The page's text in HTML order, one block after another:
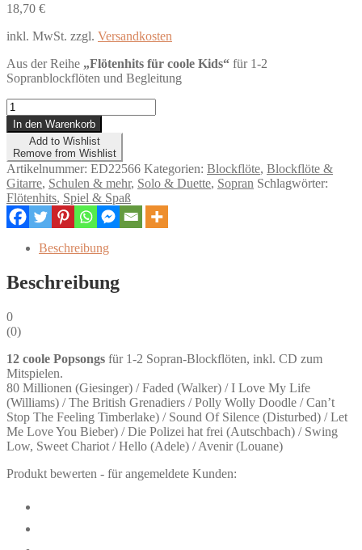
18,70 €
inkl. MwSt. zzgl. Versandkosten
Aus der Reihe „Flötenhits für coole Kids“ für 1-2
Sopranblockflöten und Begleitung
Megastarke
Popsongs
Bd.
15
für
Sopranblockflöte
(mit
CD)
Menge
In den Warenkorb
Add to Wishlist
Remove from Wishlist
Artikelnummer: ED22566 Kategorien: Blockflöte, Blockflöte &
Gitarre, Schulen & mehr, Solo & Duette, Sopran Schlagwörter:
Flötenhits, Spiel & Spaß
Beschreibung
Beschreibung
0
(0)
12 coole Popsongs für 1-2 Sopran-Blockflöten, inkl. CD zum
Mitspielen.
80 Millionen (Giesinger) / Faded (Walker) / I Love My Life
(Williams) / The British Grenadiers / Polly Wolly Doodle / Can’t
Stop The Feeling Timberlake) / Sound Of Silence (Disturbed) / Let
Me Love You Bieber) / Die Polizei hat frei (Autschbach) / Swing
Low, Sweet Chariot / Hello (Adele) / Avenir (Louane)
Produkt bewerten - für angemeldete Kunden: